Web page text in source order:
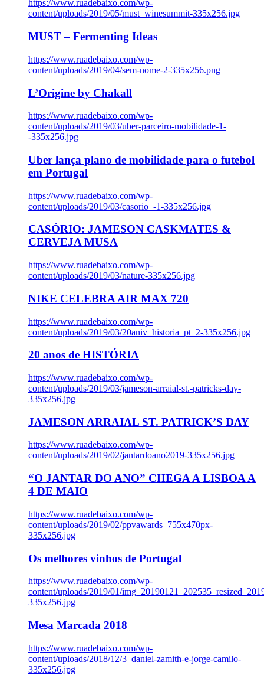
https://www.ruadebaixo.com/wp-
content/uploads/2019/05/must_winesummit-335x256.jpg
MUST – Fermenting Ideas
https://www.ruadebaixo.com/wp-
content/uploads/2019/04/sem-nome-2-335x256.png
L’Origine by Chakall
https://www.ruadebaixo.com/wp-
content/uploads/2019/03/uber-parceiro-mobilidade-1-
-335x256.jpg
Uber lança plano de mobilidade para o futebol
em Portugal
https://www.ruadebaixo.com/wp-
content/uploads/2019/03/casorio_-1-335x256.jpg
CASÓRIO: JAMESON CASKMATES &
CERVEJA MUSA
https://www.ruadebaixo.com/wp-
content/uploads/2019/03/nature-335x256.jpg
NIKE CELEBRA AIR MAX 720
https://www.ruadebaixo.com/wp-
content/uploads/2019/03/20aniv_historia_pt_2-335x256.jpg
20 anos de HISTÓRIA
https://www.ruadebaixo.com/wp-
content/uploads/2019/03/jameson-arraial-st.-patricks-day-
335x256.jpg
JAMESON ARRAIAL ST. PATRICK’S DAY
https://www.ruadebaixo.com/wp-
content/uploads/2019/02/jantardoano2019-335x256.jpg
“O JANTAR DO ANO” CHEGA A LISBOA A
4 DE MAIO
https://www.ruadebaixo.com/wp-
content/uploads/2019/02/ppvawards_755x470px-
335x256.jpg
Os melhores vinhos de Portugal
https://www.ruadebaixo.com/wp-
content/uploads/2019/01/
335x256.jpg
Mesa Marcada 2018
https://www.ruadebaixo.com/wp-
content/uploads/2018/12/3_daniel-zamith-e-jorge-camilo-
335x256.jpg